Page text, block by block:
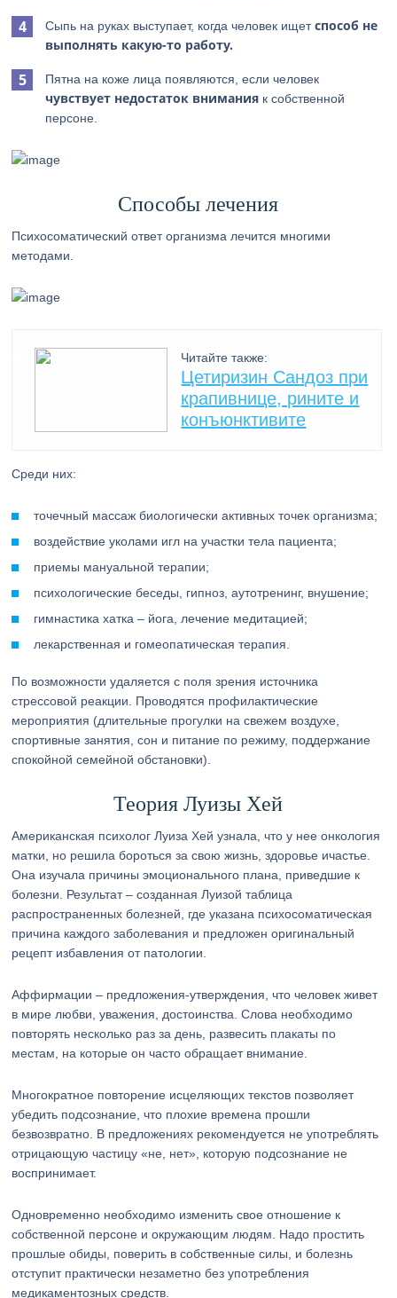
Сыпь на руках выступает, когда человек ищетспособ не
выполнять какую-то работу.
Пятна на коже лица появляются, если человек
чувствует недостаток внимания к собственной
персоне.
Способы лечения
Психосоматический ответ организма лечится многими
методами.
Читайте также:
Цетиризин Сандоз при
крапивнице, рините и
конъюнктивите
Среди них:
точечный массаж биологически активных точек организма;
воздействие уколами игл на участки тела пациента;
приемы мануальной терапии;
психологические беседы, гипноз, аутотренинг, внушение;
гимнастика хатка – йога, лечение медитацией;
лекарственная и гомеопатическая терапия.
По возможности удаляется с поля зрения источника
стрессовой реакции. Проводятся профилактические
мероприятия (длительные прогулки на свежем воздухе,
спортивные занятия, сон и питание по режиму, поддержание
спокойной семейной обстановки).
Теория Луизы Хей
Американская психолог Луиза Хей узнала, что у нее онкология
матки, но решила бороться за свою жизнь, здоровье ичастье.
Она изучала причины эмоционального плана, приведшие к
болезни. Результат – созданная Луизой таблица
распространенных болезней, где указана психосоматическая
причина каждого заболевания и предложен оригинальный
рецепт избавления от патологии.
Аффирмации – предложения-утверждения, что человек живет
в мире любви, уважения, достоинства. Слова необходимо
повторять несколько раз за день, развесить плакаты по
местам, на которые он часто обращает внимание.
Многократное повторение исцеляющих текстов позволяет
убедить подсознание, что плохие времена прошли
безвозвратно. В предложениях рекомендуется не употреблять
отрицающую частицу «не, нет», которую подсознание не
воспринимает.
Одновременно необходимо изменить свое отношение к
собственной персоне и окружающим людям. Надо простить
прошлые обиды, поверить в собственные силы, и болезнь
отступит практически незаметно без употребления
медикаментозных средств.